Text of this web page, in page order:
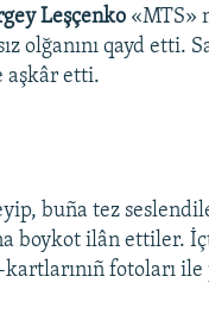
Leşçenko «MTS»
olğanını qayd etti.
aşkâr etti.
buña tez
boykot ilân ettiler.
fotoları ile